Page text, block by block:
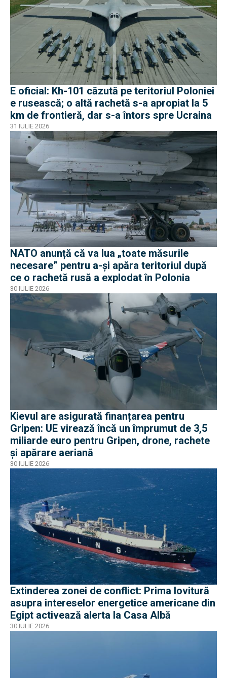
E oficial: Kh-101 căzută pe teritoriul Poloniei
e rusească; o altă rachetă s-a apropiat la 5
km de frontieră, dar s-a întors spre Ucraina
31 IULIE 2026
NATO anunță că va lua „toate măsurile
necesare” pentru a-și apăra teritoriul după
ce o rachetă rusă a explodat în Polonia
30 IULIE 2026
Kievul are asigurată finanțarea pentru
Gripen: UE virează încă un împrumut de 3,5
miliarde euro pentru Gripen, drone, rachete
și apărare aeriană
30 IULIE 2026
Extinderea zonei de conflict: Prima lovitură
asupra intereselor energetice americane din
Egipt activează alerta la Casa Albă
30 IULIE 2026